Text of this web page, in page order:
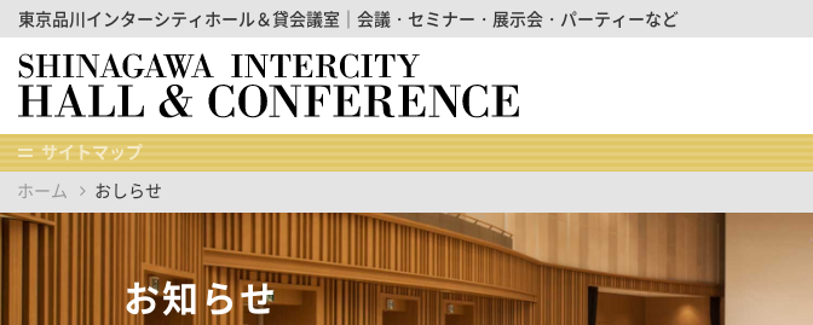
東京品川インターシティホール＆貸会議室｜会議・セミナー・展示会・パーティーなど
ン
シ
ィ
サイトマップ
ホーム
おしらせ
お知らせ